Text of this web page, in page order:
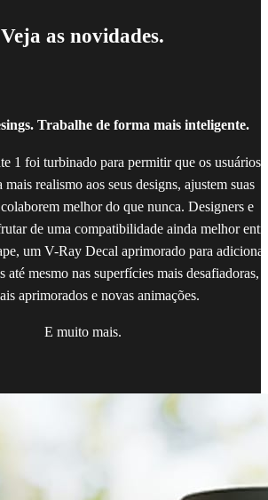
Veja as novidades.
Trabalhe de forma mais inteligente.
1 foi turbinado para permitir que os usuários
realismo aos seus designs, ajustem suas
melhor do que nunca. Designers e
de uma compatibilidade ainda melhor
um V-Ray Decal aprimorado para adicionar
até mesmo nas superfícies mais desafiadoras,
aprimorados e novas animações.
E muito mais.